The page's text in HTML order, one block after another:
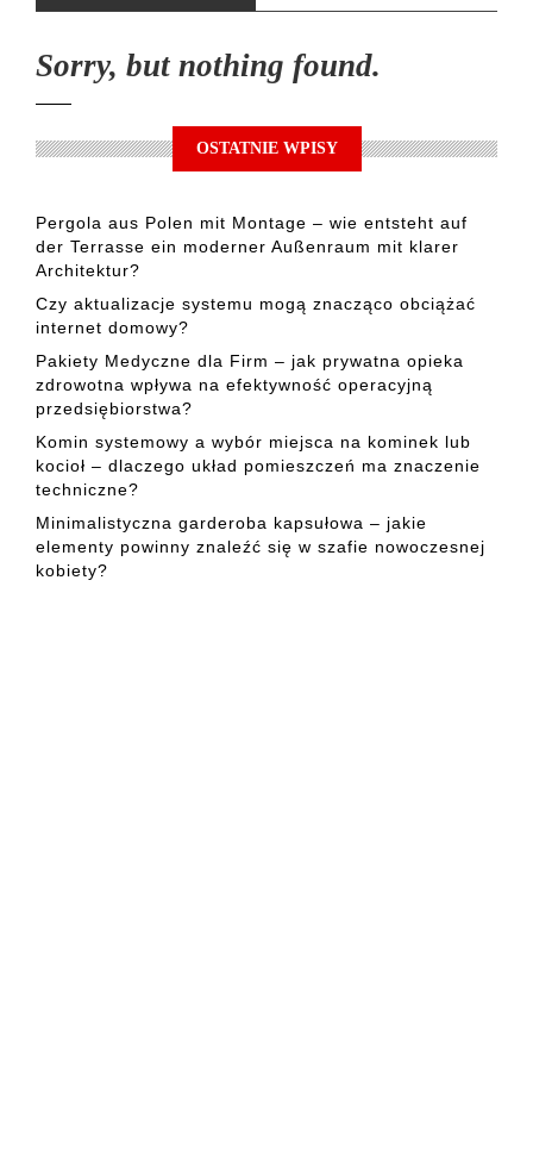
Sorry, but nothing found.
OSTATNIE WPISY
Pergola aus Polen mit Montage – wie entsteht auf
der Terrasse ein moderner Außenraum mit klarer
Architektur?
Czy aktualizacje systemu mogą znacząco obciążać
internet domowy?
Pakiety Medyczne dla Firm – jak prywatna opieka
zdrowotna wpływa na efektywność operacyjną
przedsiębiorstwa?
Komin systemowy a wybór miejsca na kominek lub
kocioł – dlaczego układ pomieszczeń ma znaczenie
techniczne?
Minimalistyczna garderoba kapsułowa – jakie
elementy powinny znaleźć się w szafie nowoczesnej
kobiety?